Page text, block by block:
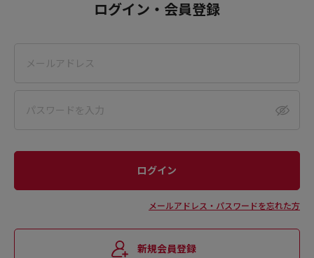
ログイン・会員登録
メールアドレス・パスワードを忘れた方
新規会員登録